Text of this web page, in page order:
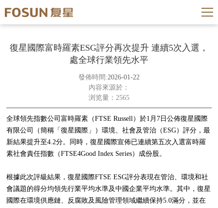
復星國際富時羅素ESG評分再次提升 連續5次入選，
處全球行業領先水平
發佈時間:2026-01-22
內容來源於：
浏览量：2565
全球領先指數公司富時羅素（FTSE Russell）於1月7日公佈復星國際
有限公司（簡稱「復星國際」）環境、社會及管治（ESG）評分，最
新結果提升至4.2分。同時，復星國際宣佈已連續第五次入選富時羅
素社會責任指數（FTSE4Good Index Series）成份股。
根據此次評級結果，復星國際FTSE ESG評分表現在管治、環境和社
會議題的得分均領先行業平均水準及中國企業平均水準。其中，復星
國際在環境供應鏈、反腐敗及風險管理領域繼續保持5.0滿分，並在